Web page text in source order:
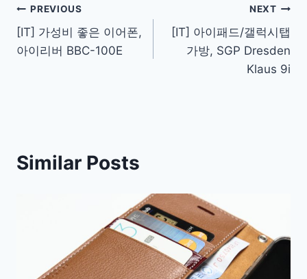
Post
navigation
PREVIOUS
[IT] 가성비 좋은 이어폰,
아이리버 BBC-100E
NEXT
[IT] 아이패드/갤럭시탭
가방, SGP Dresden
Klaus 9i
Similar Posts